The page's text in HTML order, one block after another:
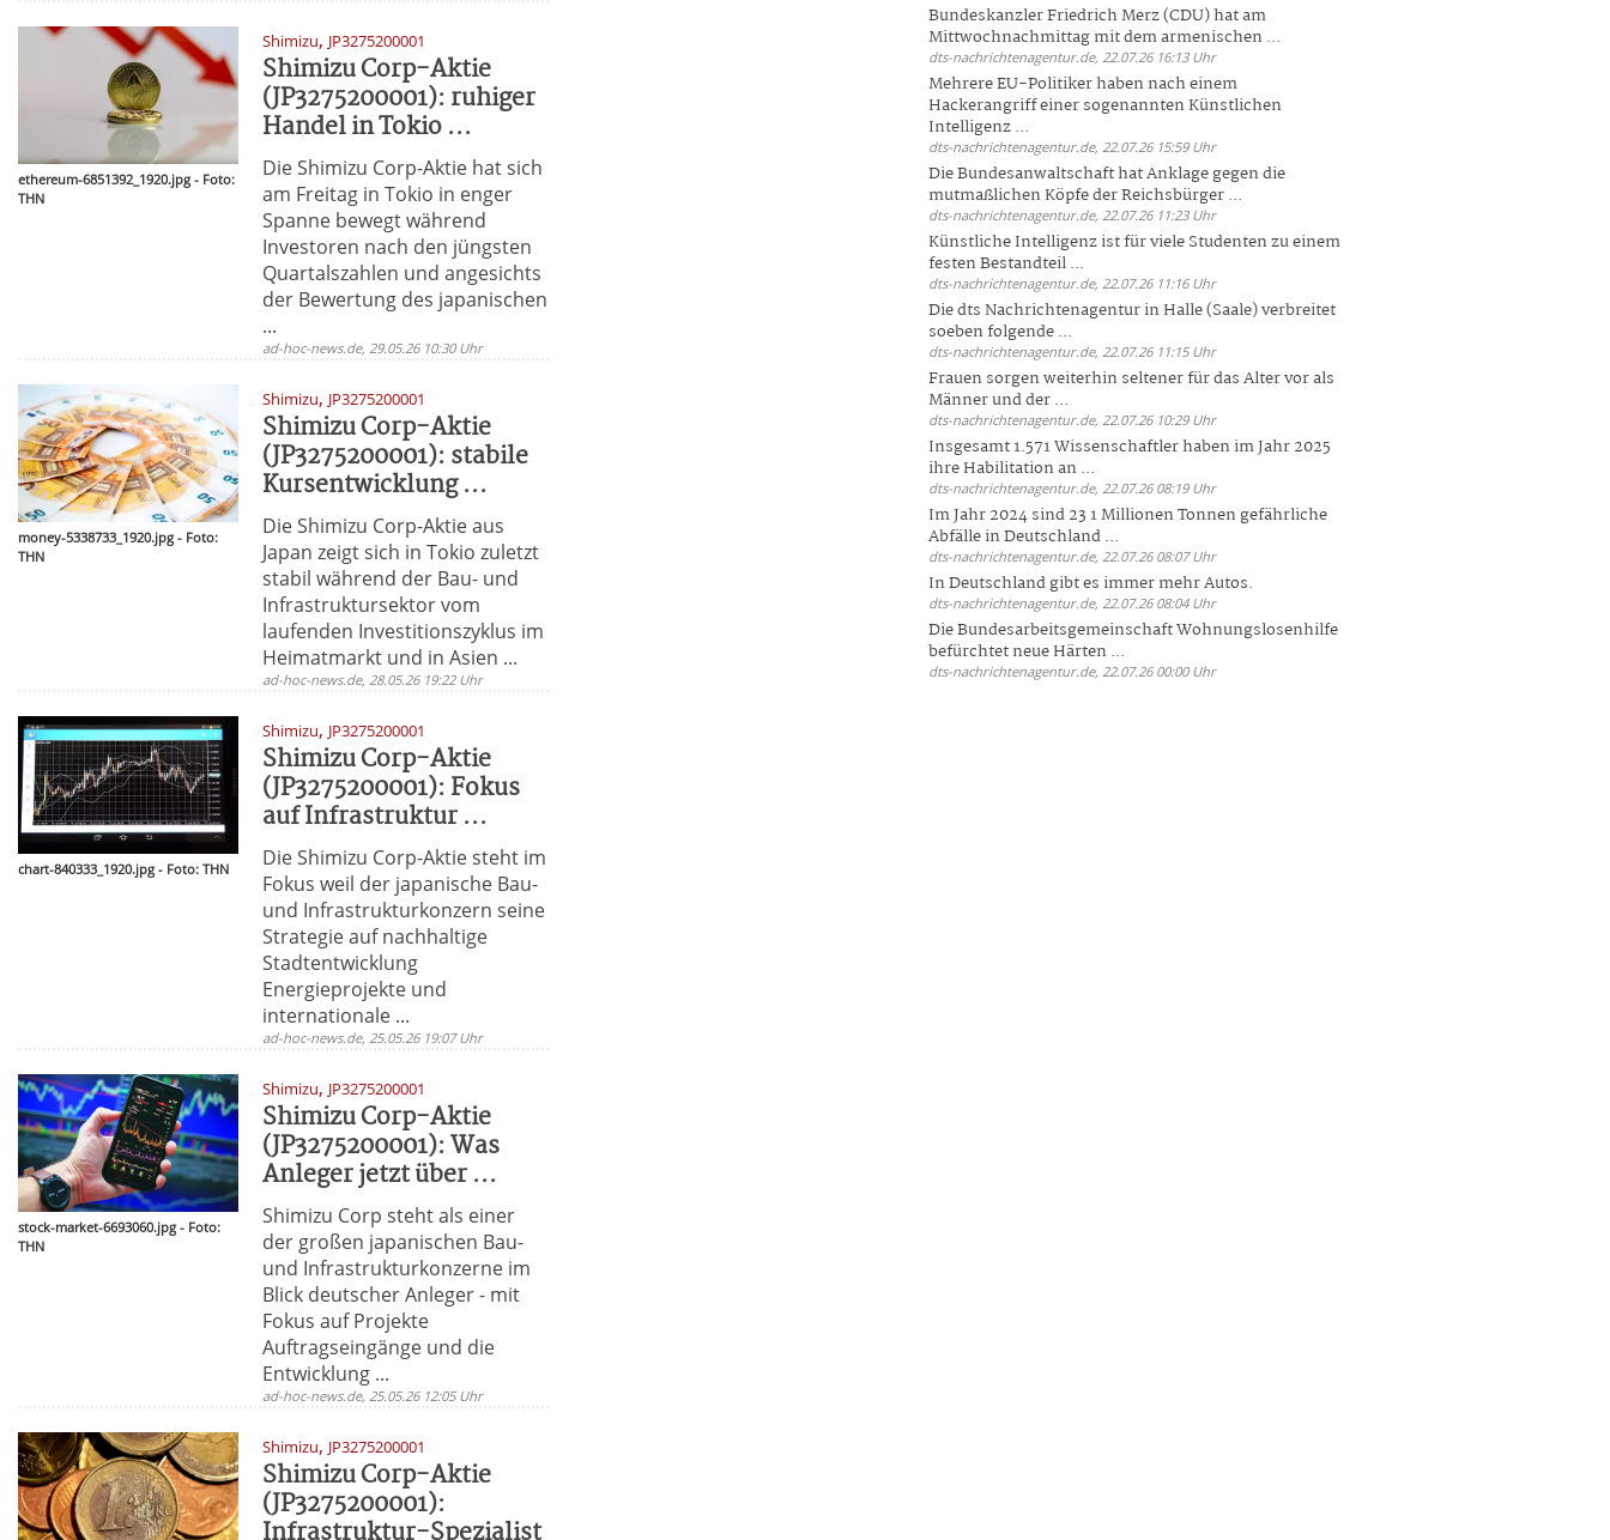
ethereum-6851392_1920.jpg - Foto:
THN
Shimizu, JP3275200001
Shimizu Corp-Aktie
(JP3275200001): ruhiger
Handel in Tokio ...
Die Shimizu Corp-Aktie hat sich
am Freitag in Tokio in enger
Spanne bewegt während
Investoren nach den jüngsten
Quartalszahlen und angesichts
der Bewertung des japanischen
...
ad-hoc-news.de, 29.05.26 10:30 Uhr
money-5338733_1920.jpg - Foto:
THN
Shimizu, JP3275200001
Shimizu Corp-Aktie
(JP3275200001): stabile
Kursentwicklung ...
Die Shimizu Corp-Aktie aus
Japan zeigt sich in Tokio zuletzt
stabil während der Bau- und
Infrastruktursektor vom
laufenden Investitionszyklus im
Heimatmarkt und in Asien ...
ad-hoc-news.de, 28.05.26 19:22 Uhr
chart-840333_1920.jpg - Foto: THN
Shimizu, JP3275200001
Shimizu Corp-Aktie
(JP3275200001): Fokus
auf Infrastruktur ...
Die Shimizu Corp-Aktie steht im
Fokus weil der japanische Bau-
und Infrastrukturkonzern seine
Strategie auf nachhaltige
Stadtentwicklung
Energieprojekte und
internationale ...
ad-hoc-news.de, 25.05.26 19:07 Uhr
stock-market-6693060.jpg - Foto:
THN
Shimizu, JP3275200001
Shimizu Corp-Aktie
(JP3275200001): Was
Anleger jetzt über ...
Shimizu Corp steht als einer
der großen japanischen Bau-
und Infrastrukturkonzerne im
Blick deutscher Anleger - mit
Fokus auf Projekte
Auftragseingänge und die
Entwicklung ...
ad-hoc-news.de, 25.05.26 12:05 Uhr
Shimizu, JP3275200001
Shimizu Corp-Aktie
(JP3275200001):
Bundeskanzler Friedrich Merz (CDU) hat am
Mittwochnachmittag mit dem armenischen ...
dts-nachrichtenagentur.de, 22.07.26 16:13 Uhr
Mehrere EU-Politiker haben nach einem
Hackerangriff einer sogenannten Künstlichen
Intelligenz ...
dts-nachrichtenagentur.de, 22.07.26 15:59 Uhr
Die Bundesanwaltschaft hat Anklage gegen die
mutmaßlichen Köpfe der Reichsbürger ...
dts-nachrichtenagentur.de, 22.07.26 11:23 Uhr
Künstliche Intelligenz ist für viele Studenten zu einem
festen Bestandteil ...
dts-nachrichtenagentur.de, 22.07.26 11:16 Uhr
Die dts Nachrichtenagentur in Halle (Saale) verbreitet
soeben folgende ...
dts-nachrichtenagentur.de, 22.07.26 11:15 Uhr
Frauen sorgen weiterhin seltener für das Alter vor als
Männer und der ...
dts-nachrichtenagentur.de, 22.07.26 10:29 Uhr
Insgesamt 1.571 Wissenschaftler haben im Jahr 2025
ihre Habilitation an ...
dts-nachrichtenagentur.de, 22.07.26 08:19 Uhr
Im Jahr 2024 sind 23 1 Millionen Tonnen gefährliche
Abfälle in Deutschland ...
dts-nachrichtenagentur.de, 22.07.26 08:07 Uhr
In Deutschland gibt es immer mehr Autos.
dts-nachrichtenagentur.de, 22.07.26 08:04 Uhr
Die Bundesarbeitsgemeinschaft Wohnungslosenhilfe
befürchtet neue Härten ...
dts-nachrichtenagentur.de, 22.07.26 00:00 Uhr